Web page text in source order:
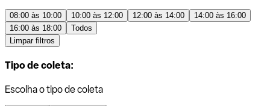
08:00 às 10:00 10:00 às 12:00 12:00 às 14:00
14:00 às 16:00
16:00 às 18:00
Todos
Limpar filtros
Tipo de coleta:
Escolha o tipo de coleta